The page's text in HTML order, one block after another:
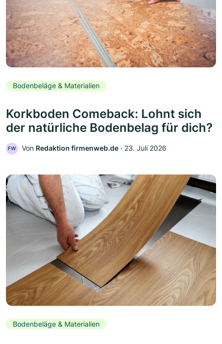
Bodenbeläge & Materialien
Korkboden Comeback: Lohnt sich
der natürliche Bodenbelag für dich?
FW Von Redaktion firmenweb.de ‧ 23. Juli 2026
Bodenbeläge & Materialien